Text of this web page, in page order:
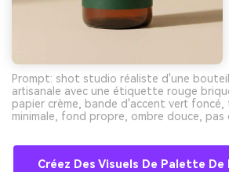
Prompt: shot studio réaliste d'une
artisanale avec une étiquette rouge
papier crème, bande d'accent vert foncé,
minimale, fond propre, ombre douce, pas
Créez Des Visuels De Palette De